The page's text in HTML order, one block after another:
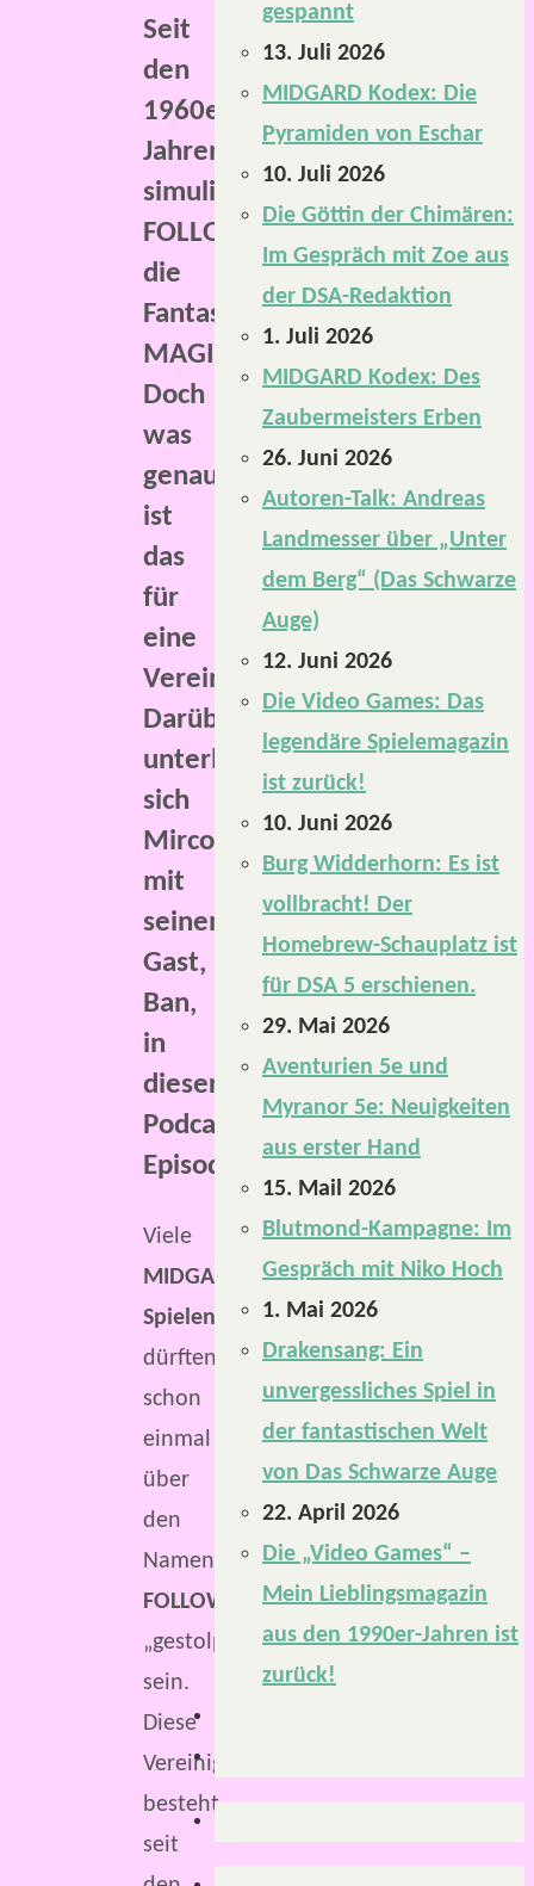
Seit
den
1960er-
Jahren
simuliert
FOLLOW
die
Fantasywelt
MAGIRA.
Doch
was
genau
ist
das
für
eine
Vereinigung?
Darüber
unterhält
sich
Mirco
mit
seinem
Gast,
Ban,
in
dieser
Podcast-
Episode.
Viele
MIDGARD-
Spielende
dürften
schon
einmal
über
den
Namen
FOLLOW
„gestolpert“
sein.
Diese
Vereinigung
besteht
seit
gespannt
13. Juli 2026
MIDGARD Kodex: Die
Pyramiden von Eschar
10. Juli 2026
Die Göttin der Chimären:
Im Gespräch mit Zoe aus
der DSA-Redaktion
1. Juli 2026
MIDGARD Kodex: Des
Zaubermeisters Erben
26. Juni 2026
Autoren-Talk: Andreas
Landmesser über „Unter
dem Berg“ (Das Schwarze
Auge)
12. Juni 2026
Die Video Games: Das
legendäre Spielemagazin
ist zurück!
10. Juni 2026
Burg Widderhorn: Es ist
vollbracht! Der
Homebrew-Schauplatz ist
für DSA 5 erschienen.
29. Mai 2026
Aventurien 5e und
Myranor 5e: Neuigkeiten
aus erster Hand
15. Mail 2026
Blutmond-Kampagne: Im
Gespräch mit Niko Hoch
1. Mai 2026
Drakensang: Ein
unvergessliches Spiel in
der fantastischen Welt
von Das Schwarze Auge
22. April 2026
Die „Video Games“ –
Mein Lieblingsmagazin
aus den 1990er-Jahren ist
zurück!